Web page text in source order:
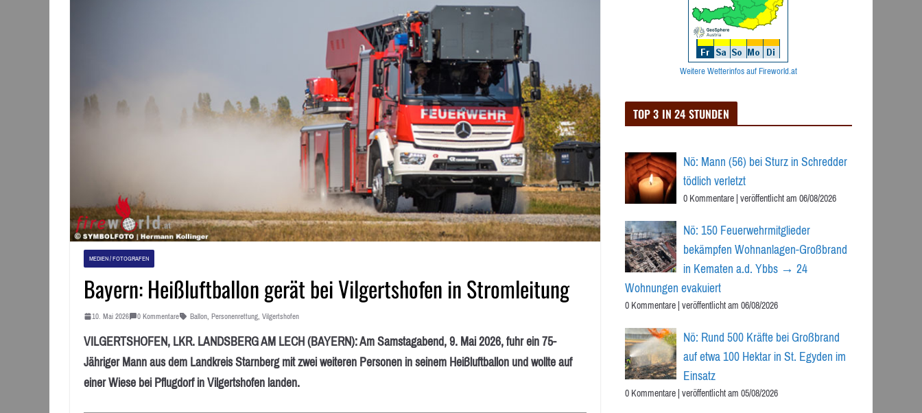
MEDIEN / FOTOGRAFEN
Bayern: Heißluftballon gerät bei Vilgertshofen in Stromleitung
10. Mai 2026 0 Kommentare Ballon, Personenrettung, Vilgertshofen
VILGERTSHOFEN, LKR. LANDSBERG AM LECH (BAYERN): Am Samstagabend, 9. Mai 2026, fuhr ein 75-
Jähriger Mann aus dem Landkreis Starnberg mit zwei weiteren Personen in seinem Heißluftballon und wollte auf
einer Wiese bei Pflugdorf in Vilgertshofen landen.
Weitere Wetterinfos auf Fireworld.at
TOP 3 IN 24 STUNDEN
Nö: Mann (56) bei Sturz in Schredder
tödlich verletzt
0 Kommentare|veröffentlicht am 06/08/2026
Nö: 150 Feuerwehrmitglieder
bekämpfen Wohnanlagen-Großbrand
in Kematen a.d. Ybbs → 24
Wohnungen evakuiert
0 Kommentare|veröffentlicht am 06/08/2026
Nö: Rund 500 Kräfte bei Großbrand
auf etwa 100 Hektar in St. Egyden im
Einsatz
0 Kommentare|veröffentlicht am 05/08/2026